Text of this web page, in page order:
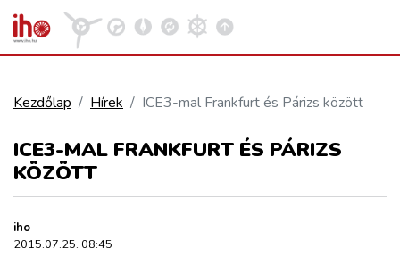
REPÜLÉS
Kezdőlap Hírek ICE3-mal Frankfurt és Párizs között
ICE3-MAL FRANKFURT ÉS PÁRIZS
KÖZÖTT
iho
2015.07.25. 08:45